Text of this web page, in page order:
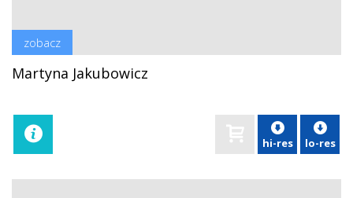
zobacz
Martyna Jakubowicz
hi-res lo-res